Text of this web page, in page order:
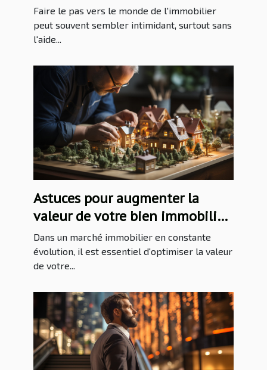
Faire le pas vers le monde de l'immobilier
peut souvent sembler intimidant, surtout sans
l'aide...
Astuces pour augmenter la
valeur de votre bien immobilier
avant la vente
Dans un marché immobilier en constante
évolution, il est essentiel d'optimiser la valeur
de votre...